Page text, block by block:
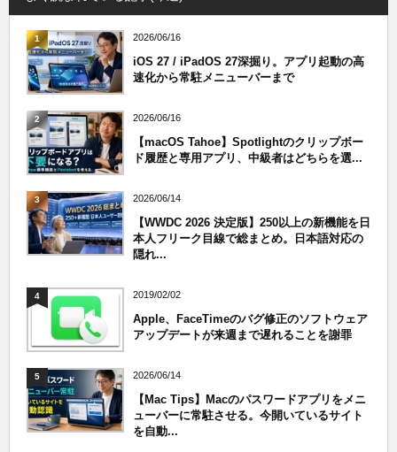
1 2026/06/16
iOS 27 / iPadOS 27深掘り。アプリ起動の高
速化から常駐メニューバーまで
2 2026/06/16
【macOS Tahoe】Spotlightのクリップボー
ド履歴と専用アプリ、中級者はどちらを選...
3 2026/06/14
【WWDC 2026 決定版】250以上の新機能を日
本人フリーク目線で総まとめ。日本語対応の
隠れ...
4 2019/02/02
Apple、FaceTimeのバグ修正のソフトウェア
アップデートが来週まで遅れることを謝罪
5 2026/06/14
【Mac Tips】Macのパスワードアプリをメニ
ューバーに常駐させる。今開いているサイト
を自動...